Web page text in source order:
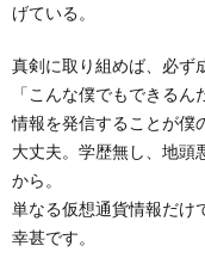
げている。
真剣に取り組めば、必ず
「こんな僕でもできる
情報を発信することが僕
大丈夫。学歴無し、地頭
から。
単なる仮想通貨情報だけ
幸甚です。